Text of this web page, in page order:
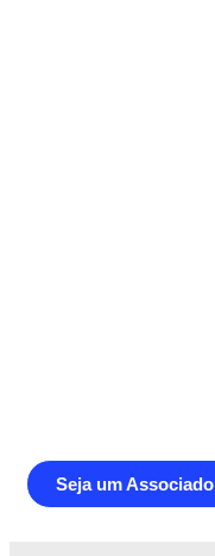
Seja um Associado